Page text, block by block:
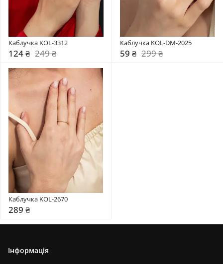
Каблучка KOL-3312
124 ₴ 249 ₴
Каблучка KOL-DM-2025
59 ₴ 299 ₴
Каблучка KOL-2670
289 ₴
Інформація